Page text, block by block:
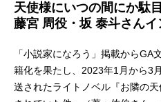
天使様にいつの間にか駄
藤宮 周役・坂 泰斗さん
「小説家になろう」掲載からGA
籍化を果たし、2023年1月から3
送されたライトノベル『お隣の